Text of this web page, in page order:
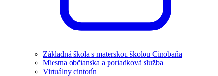
Základná škola s materskou školou Cinobaňa
Miestna občianska a poriadková služba
Virtuálny cintorín